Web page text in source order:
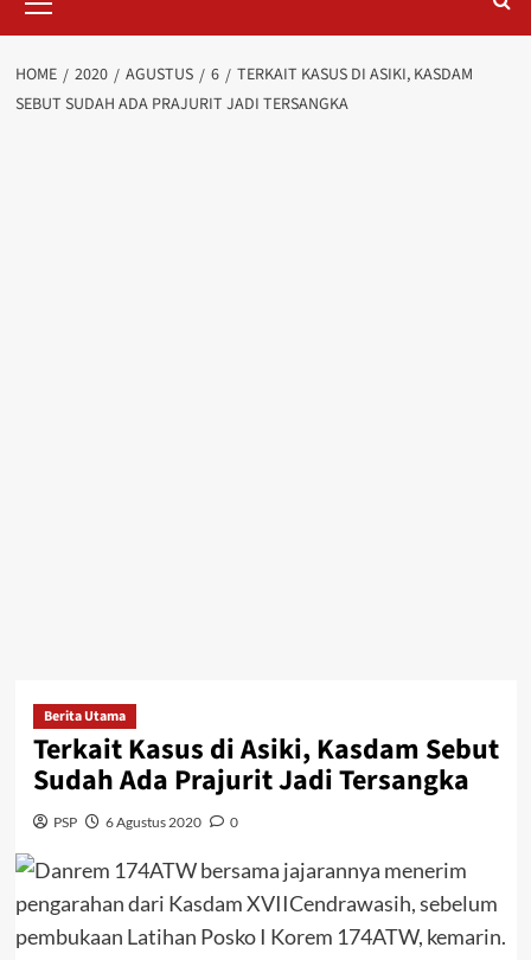
Menu
HOME 2020 AGUSTUS 6
TERKAIT KASUS DI ASIKI, KASDAM
SEBUT SUDAH ADA PRAJURIT JADI TERSANGKA
Berita Utama
Terkait Kasus di Asiki, Kasdam Sebut
Sudah Ada Prajurit Jadi Tersangka
PSP 6 Agustus 2020 0